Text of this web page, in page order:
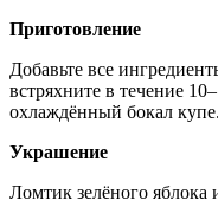
Приготовление
Добавьте все
встряхните в течение
охлаждённый бокал купе.
Украшение
Ломтик зелёного яблока